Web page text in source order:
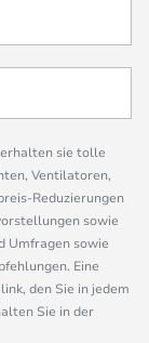
sie tolle
Ventilatoren,
Reduzierungen
sowie
Umfragen sowie
Eine
den Sie in jedem
Sie in der